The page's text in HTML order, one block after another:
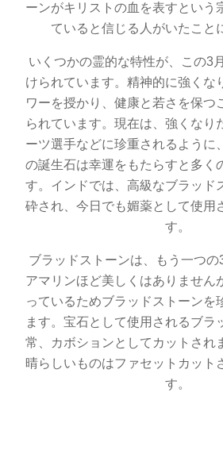
ーンがキリストの血を表すという
ていると信じる人がいたこと
いくつかの霊的な特性が、この3
けられています。精神的に強くな
ワーを授かり、健康と若さを保つ
られています。現在は、強くなり
ーツ選手などに珍重されるように
の誕生石は幸運をもたらすと多く
す。インドでは、高級なブラッド
砕され、今日でも媚薬として使用
す。
ブラッドストーンは、もう一つの
アマリンほど美しくはありません
っているためブラッドストーンを
ます。宝石として使用されるブラ
常、カボションとしてカットされ
晴らしいものはファセットカット
す。